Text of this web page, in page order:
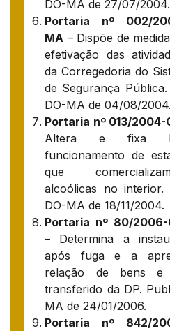
DO-MA de 27/07/2004.
Portaria nº 002/
MA – Dispõe de
efetivação das
da Corregedoria do
de Segurança
DO-MA de 04/08/2004.
Portaria nº 013/2004-
Altera e fixa
funcionamento de
que
alcoólicas no interior.
DO-MA de 18/11/2004.
Portaria nº 80/2006-
– Determina a
após fuga e a
relação de bens e
transferido da DP.
MA de 24/01/2006.
Portaria nº 842/